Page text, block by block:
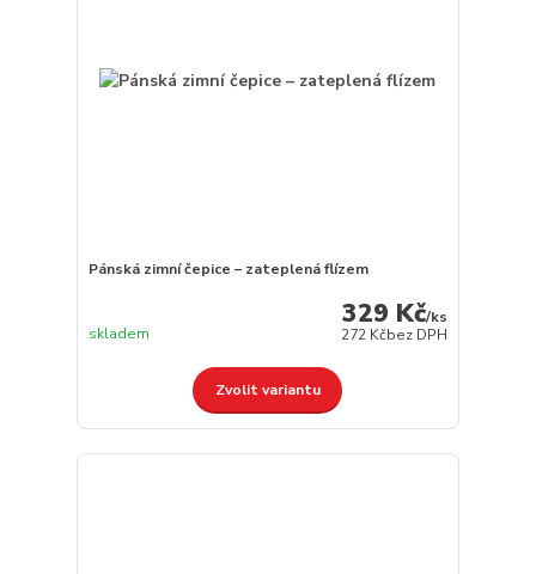
Pánská zimní čepice – zateplená flízem
329 Kč/ks
272 Kčbez DPH
skladem
Zvolit variantu